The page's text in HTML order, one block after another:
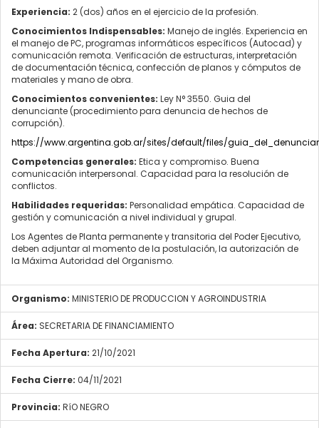
Experiencia: 2 (dos) años en el ejercicio de la profesión.
Conocimientos Indispensables: Manejo de inglés. Experiencia en
el manejo de PC, programas informáticos específicos (Autocad) y
comunicación remota. Verificación de estructuras, interpretación
de documentación técnica, confección de planos y cómputos de
materiales y mano de obra.
Conocimientos convenientes: Ley N° 3550. Guia del
denunciante (procedimiento para denuncia de hechos de
corrupción).
https://www.argentina.gob.ar/sites/default/files/
Competencias generales: Etica y compromiso. Buena
comunicación interpersonal. Capacidad para la resolución de
conflictos.
Habilidades requeridas: Personalidad empática. Capacidad de
gestión y comunicación a nivel individual y grupal.
Los Agentes de Planta permanente y transitoria del Poder Ejecutivo,
deben adjuntar al momento de la postulación, la autorización de
la Máxima Autoridad del Organismo.
Organismo: MINISTERIO DE PRODUCCION Y AGROINDUSTRIA
Área: SECRETARIA DE FINANCIAMIENTO
Fecha Apertura: 21/10/2021
Fecha Cierre: 04/11/2021
Provincia: RíO NEGRO